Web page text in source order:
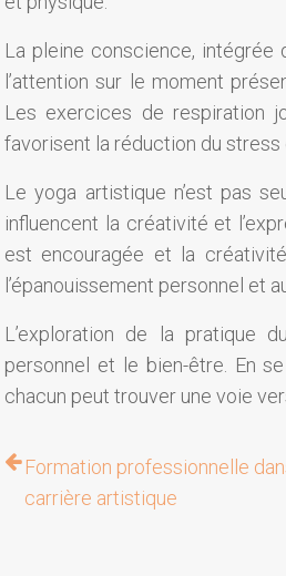
La pleine conscience, intégrée
l’attention sur le moment
Les exercices de respiration
favorisent la réduction du stress
Le yoga artistique n’est pas
influencent la créativité et
est encouragée et la
l’épanouissement personnel et
L’exploration de la pratique
personnel et le bien-être. En
chacun peut trouver une voie
Formation professionnelle
carrière artistique